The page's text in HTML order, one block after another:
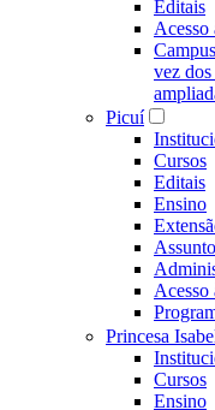
Editais
Acesso
vez
Picuí
Cursos
Editais
Ensino
Acesso
Princesa
Cursos
Ensino